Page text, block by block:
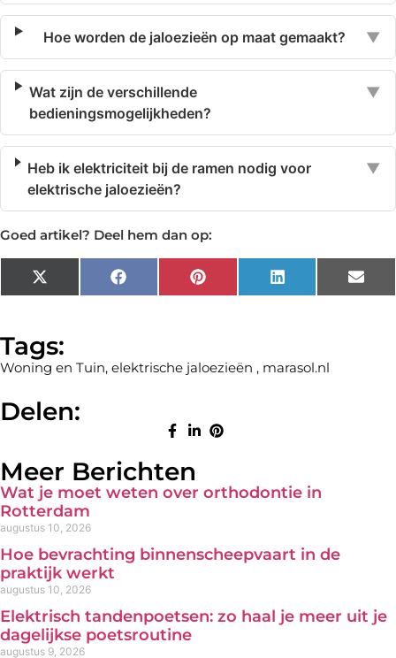
Hoe worden de jaloezieën op maat gemaakt? ▼
Wat zijn de verschillende
bedieningsmogelijkheden?
▼
Heb ik elektriciteit bij de ramen nodig voor
elektrische jaloezieën?
▼
Goed artikel? Deel hem dan op:
X
(Twitter)
Facebook Pinterest LinkedIn
Tags:
Woning en Tuin, elektrische jaloezieën , marasol.nl
Delen:
Meer Berichten
Wat je moet weten over orthodontie in
Rotterdam
augustus 10, 2026
Hoe bevrachting binnenscheepvaart in de
praktijk werkt
augustus 10, 2026
Elektrisch tandenpoetsen: zo haal je meer uit je
dagelijkse poetsroutine
augustus 9, 2026